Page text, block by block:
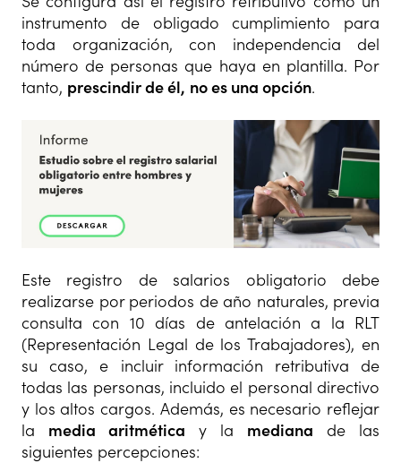
instrumento de obligado cumplimiento para
toda organización, con independencia del
número de personas que haya en plantilla. Por
tanto, prescindir de él, no es una opción.
Este registro de salarios obligatorio debe
realizarse por periodos de año naturales, previa
consulta con 10 días de antelación a la RLT
(Representación Legal de los Trabajadores), en
su caso, e incluir información retributiva de
todas las personas, incluido el personal directivo
y los altos cargos. Además, es necesario reflejar
la media aritmética y la mediana de las
siguientes percepciones: